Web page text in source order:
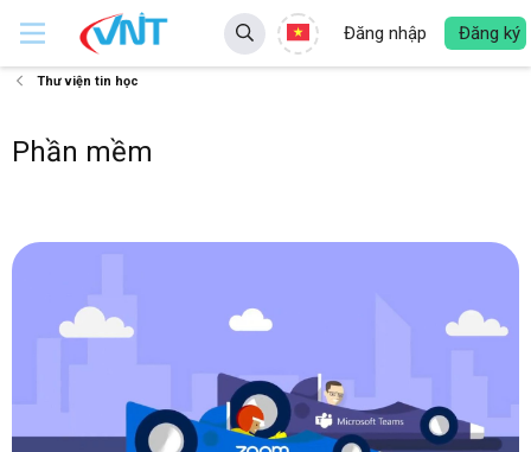
Đăng nhập Đăng ký
Thư viện tin học
Phần mềm